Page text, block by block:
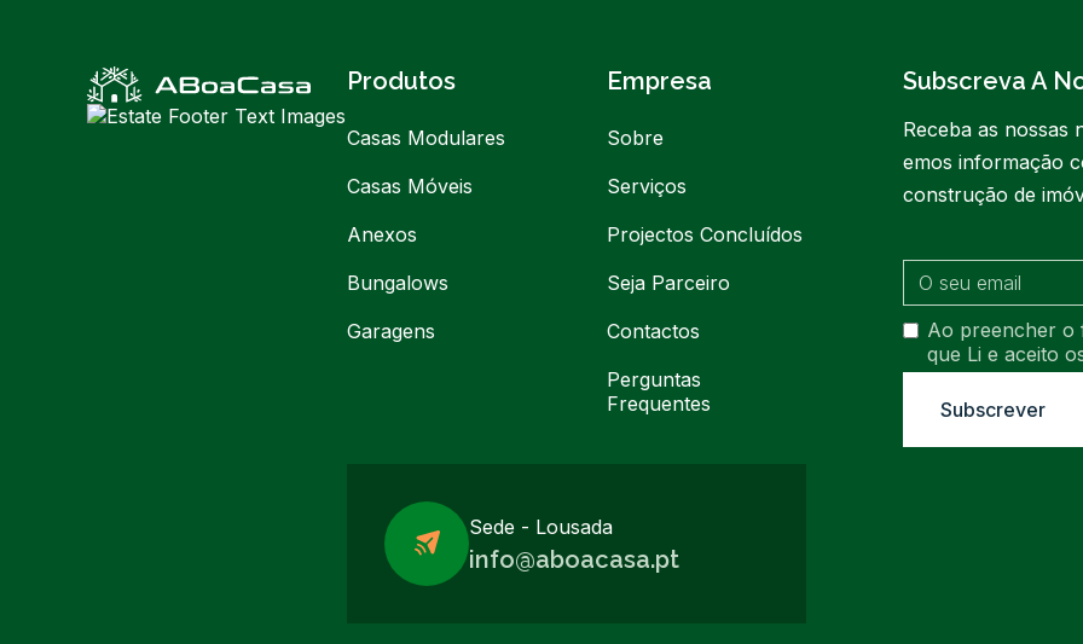
Produtos
Casas Modulares
Casas Móveis
Anexos
Bungalows
Garagens
Empresa
Sobre
Serviços
Projectos Concluídos
Seja Parceiro
Contactos
Perguntas
Frequentes
Subscreva A
Receba as nossas
emos informação
construção de
Ao preencher o
que Li e aceito
Sede - Lousada
info@aboacasa.pt